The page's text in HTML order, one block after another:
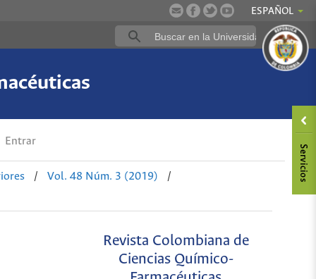
ESPAÑOL
Entrar
/ Vol. 48 Núm. 3 (2019)
/
Revista Colombiana de
Ciencias Químico-